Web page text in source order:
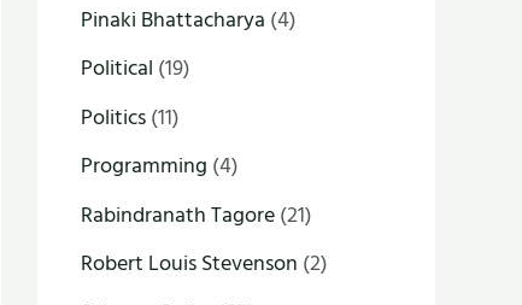
Pinaki Bhattacharya (4)
Political (19)
Politics(11)
Programming (4)
Rabindranath Tagore(21)
Robert Louis Stevenson (2)